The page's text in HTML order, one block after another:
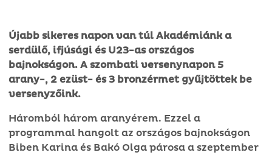
Újabb sikeres napon van túl Akadémiánk a
serdülő, ifjúsági és U23-as országos
bajnokságon. A szombati versenynapon 5
arany-, 2 ezüst- és 3 bronzérmet gyűjtöttek be
versenyzőink.
Háromból három aranyérem. Ezzel a
programmal hangolt az országos bajnokságon
Biben Karina és Bakó Olga párosa a szeptember